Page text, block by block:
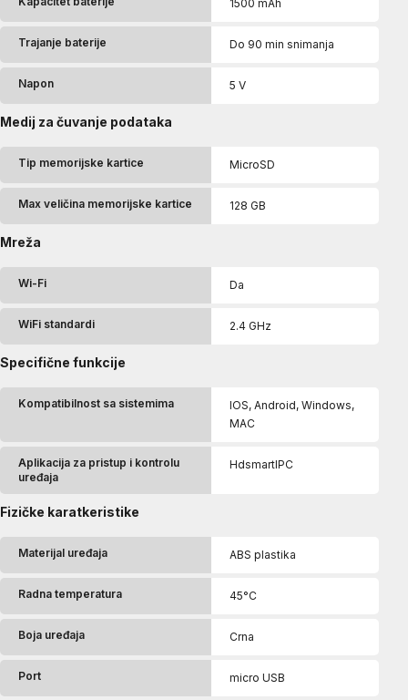
1500 mAh
Trajanje baterije Do 90 min snimanja
Napon 5 V
Medij za čuvanje podataka
Tip memorijske kartice MicroSD
Max veličina memorijske kartice 128 GB
Mreža
Wi-Fi Da
WiFi standardi 2.4 GHz
Specifične funkcije
Kompatibilnost sa sistemima
IOS, Android, Windows,
MAC
Aplikacija za pristup i kontrolu
uređaja
HdsmartIPC
Fizičke karatkeristike
Materijal uređaja ABS plastika
Radna temperatura 45°C
Boja uređaja Crna
Port micro USB